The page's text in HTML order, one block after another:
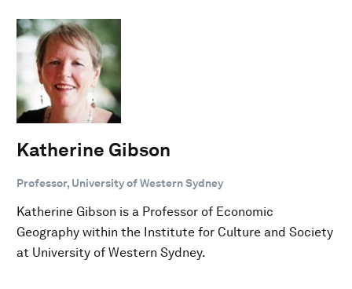
Katherine Gibson
Professor, University of Western Sydney
Katherine Gibson is a Professor of Economic
Geography within the Institute for Culture and Society
at University of Western Sydney.